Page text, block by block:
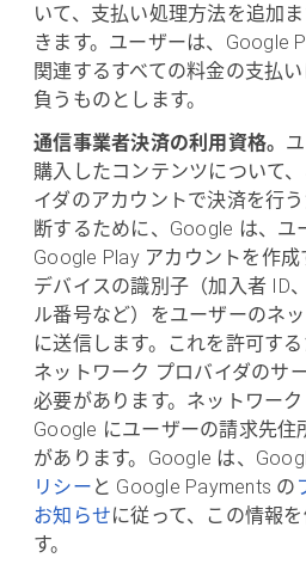
いて、支払い処理方法を追加
きます。ユーザーは、Google
関連するすべての料金の支払
負うものとします。
通信事業者決済の利用資格。
購入したコンテンツについて
イダのアカウントで決済を行
断するために、Google は、ユ
Google Play アカウントを作
デバイスの識別子（加入者 ID
ル番号など）をユーザーのネ
に送信します。これを許可す
ネットワーク プロバイダのサ
必要があります。ネットワーク
Google にユーザーの請求先住
があります。Google は、
リシー と Google Payments の
お知らせに従って、この情報
す。